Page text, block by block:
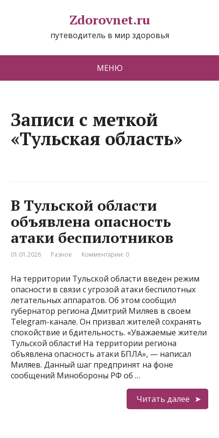
Zdorovnet.ru
путеводитель в мир здоровья
МЕНЮ
Записи с меткой
«Тульская область»
В Тульской области
объявлена опасность
атаки беспилотников
01.01.2026 Разное Комментарии: 0
На территории Тульской области введен режим
опасности в связи с угрозой атаки беспилотных
летательных аппаратов. Об этом сообщил
губернатор региона Дмитрий Миляев в своем
Telegram-канале. Он призвал жителей сохранять
спокойствие и бдительность. «Уважаемые жители
Тульской области! На территории региона
объявлена опасность атаки БПЛА», — написал
Миляев. Данный шаг предпринят на фоне
сообщений Минобороны РФ об …
Читать далее